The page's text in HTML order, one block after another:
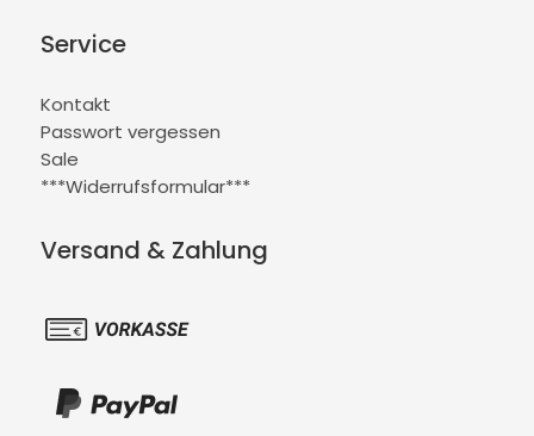
Service
Kontakt
Passwort vergessen
Sale
***Widerrufsformular***
Versand & Zahlung